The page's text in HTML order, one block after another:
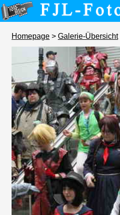
Homepage > Galerie-Übersicht